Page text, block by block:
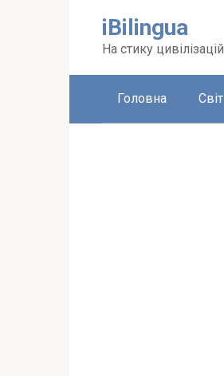
iBilingua
На стику цивілізацій
Головна Світ